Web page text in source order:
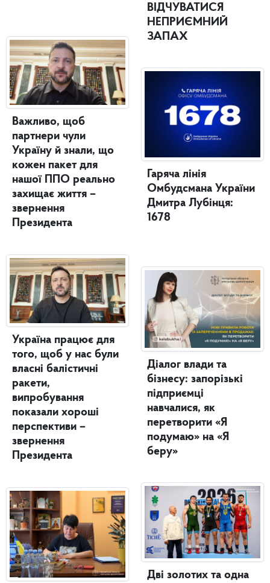
Важливо, щоб
партнери чули
Україну й знали, що
кожен пакет для
нашої ППО реально
захищає життя –
звернення
Президента
Україна працює для
того, щоб у нас були
власні балістичні
ракети,
випробування
показали хороші
перспективи –
звернення
Президента
ВІДЧУВАТИСЯ
НЕПРИЄМНИЙ
ЗАПАХ
Гаряча лінія
Омбудсмана України
Дмитра Лубінця:
1678
Діалог влади та
бізнесу: запорізькі
підприємці
навчалися, як
перетворити «Я
подумаю» на «Я
беру»
Дві золотих та одна